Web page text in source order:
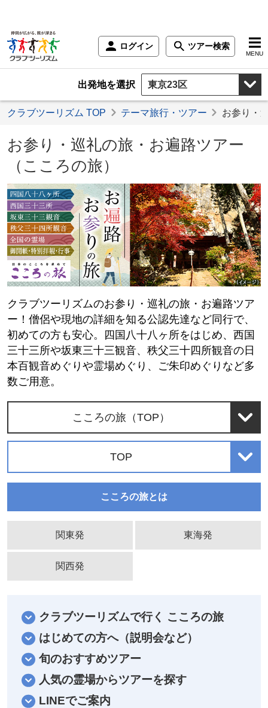
ログイン ツアー検索
MENU
出発地を選択
クラブツーリズム TOP テーマ旅行・ツアー お参り・
お参り・巡礼の旅・お遍路ツアー
（こころの旅）
クラブツーリズムのお参り・巡礼の旅・お遍路ツア
ー！僧侶や現地の詳細を知る公認先達など同行で、
初めての方も安心。四国八十八ヶ所をはじめ、西国
三十三所や坂東三十三観音、秩父三十四所観音の日
本百観音めぐりや霊場めぐり、ご朱印めぐりなど多
数ご用意。
こころの旅（TOP）
TOP
こころの旅とは
関東発 東海発
関西発
クラブツーリズムで行く こころの旅
はじめての方へ（説明会など）
旬のおすすめツアー
人気の霊場からツアーを探す
LINEでご案内